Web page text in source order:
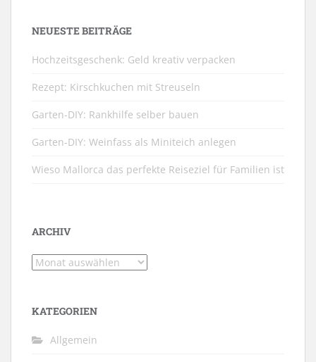
NEUESTE BEITRÄGE
Hochzeitsgeschenk: Geld kreativ verpacken
Rezept: Kirschkuchen mit Streuseln
Garten-DIY: Rankhilfe selber bauen
Garten-DIY: Weinfass als Miniteich anlegen
Wieso Mallorca das perfekte Reiseziel für Familien ist
ARCHIV
Archiv
KATEGORIEN
Allgemein